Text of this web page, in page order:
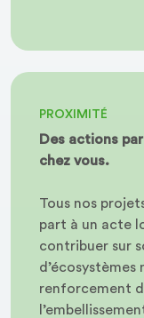
PROXIMITÉ
Des actions
chez vous.
Tous nos
part à un acte
contribuer sur
renforcement